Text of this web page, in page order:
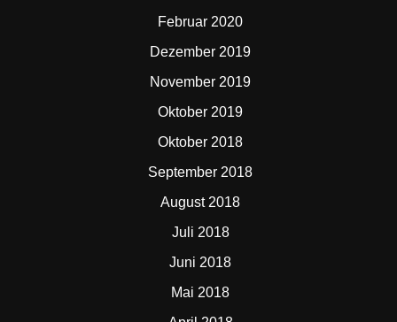
Februar 2020
Dezember 2019
November 2019
Oktober 2019
Oktober 2018
September 2018
August 2018
Juli 2018
Juni 2018
Mai 2018